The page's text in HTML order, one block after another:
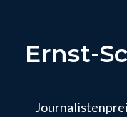
contentErnst-